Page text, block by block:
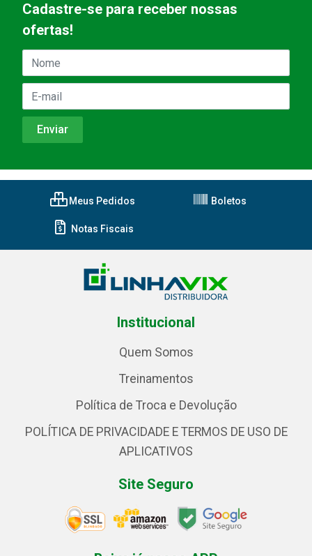
Cadastre-se para receber nossas
ofertas!
Meus Pedidos Boletos
Notas Fiscais
Institucional
Quem Somos
Treinamentos
Política de Troca e Devolução
POLÍTICA DE PRIVACIDADE E TERMOS DE USO DE
APLICATIVOS
Site Seguro